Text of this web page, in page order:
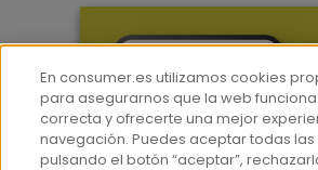
Hemeroteca
Contacto
En consumer.es utilizamos cookies
para asegurarnos que la web
correcta y ofrecerte una mejor
navegación. Puedes aceptar todas
pulsando el botón “aceptar”,